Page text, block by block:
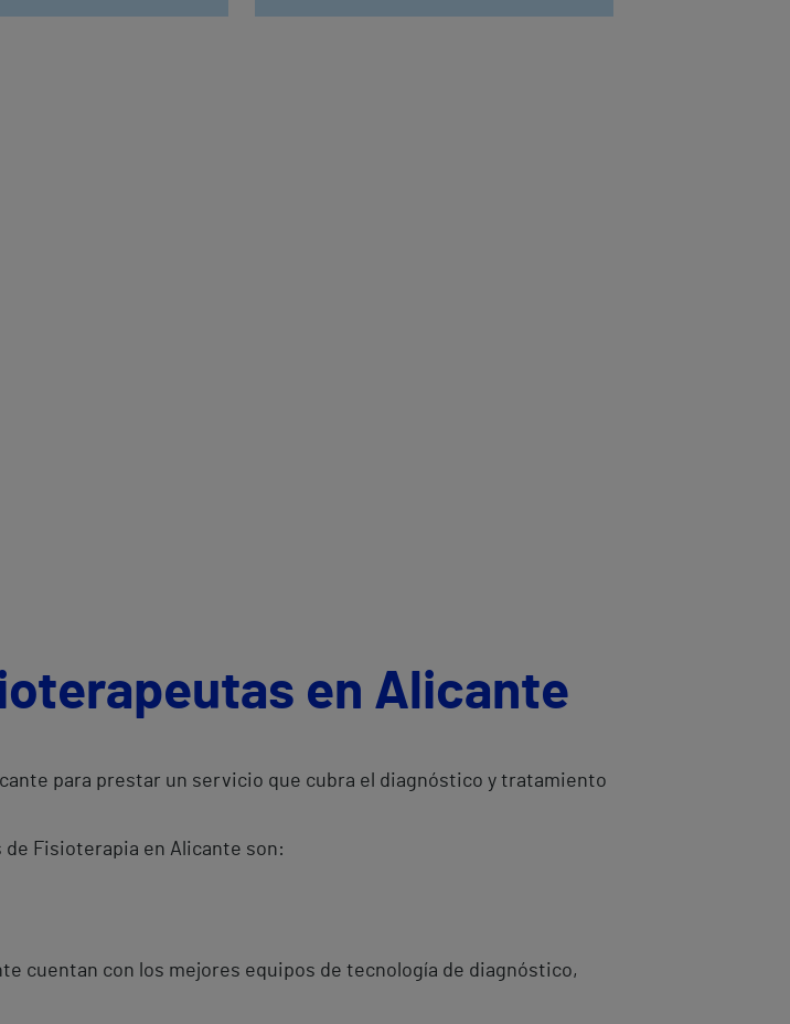
en Alicante
para prestar un servicio que cubra el diagnóstico y tratamiento
Fisioterapia en Alicante son:
cuentan con los mejores equipos de tecnología de diagnóstico,